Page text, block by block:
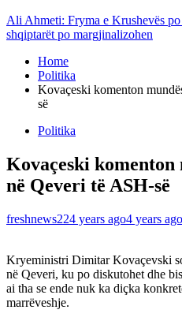
Ali Ahmeti: Fryma e Krushevës
shqiptarët po margjinalizohen
Home
Politika
Kovaçeski komenton
së
Politika
Kovaçeski komenton
në Qeveri të ASH-së
freshnews224 years ago4 years ago
Kryeministri Dimitar Kovaçevski
në Qeveri, ku po diskutohet dhe
ai tha se ende nuk ka diçka
marrëveshje.